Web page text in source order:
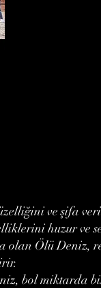
ve şifa
huzur ve
olan Ölü Deniz,
bol miktarda